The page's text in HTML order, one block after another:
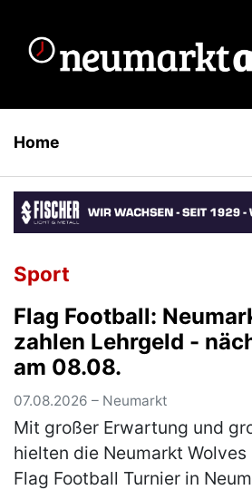
Home
Sport
Flag Football:
zahlen Lehrgeld -
am 08.08.
07.08.2026 – Neumarkt
Mit großer Erwartung und
hielten die Neumarkt
Flag Football Turnier in